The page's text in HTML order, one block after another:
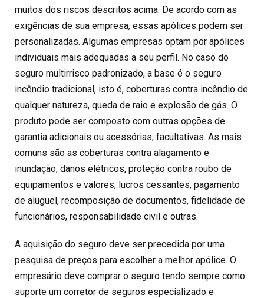
muitos dos riscos descritos acima. De acordo com as
exigências de sua empresa, essas apólices podem ser
personalizadas. Algumas empresas optam por apólices
individuais mais adequadas a seu perfil. No caso do
seguro multirrisco padronizado, a base é o seguro
incêndio tradicional, isto é, coberturas contra incêndio de
qualquer natureza, queda de raio e explosão de gás. O
produto pode ser composto com outras opções de
garantia adicionais ou acessórias, facultativas. As mais
comuns são as coberturas contra alagamento e
inundação, danos elétricos, proteção contra roubo de
equipamentos e valores, lucros cessantes, pagamento
de aluguel, recomposição de documentos, fidelidade de
funcionários, responsabilidade civil e outras.
A aquisição do seguro deve ser precedida por uma
pesquisa de preços para escolher a melhor apólice. O
empresário deve comprar o seguro tendo sempre como
suporte um corretor de seguros especializado e